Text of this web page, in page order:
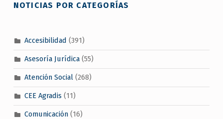
NOTICIAS POR CATEGORÍAS
Accesibilidad (391)
Asesoría Jurídica(55)
Atención Social(268)
CEE Agradis (11)
Comunicación(16)